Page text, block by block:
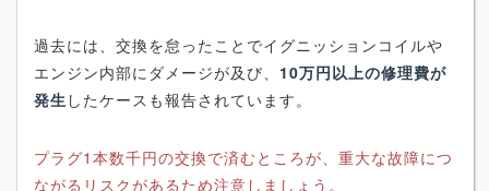
過去には、交換を怠ったことでイグニッションコイルや
エンジン内部にダメージが及び、 10万円以上の修理費が
発生 したケースも報告されています。
プラグ1本数千円の交換で済むところが、重大な故障につ
ながるリスクがあるため注意しましょう。